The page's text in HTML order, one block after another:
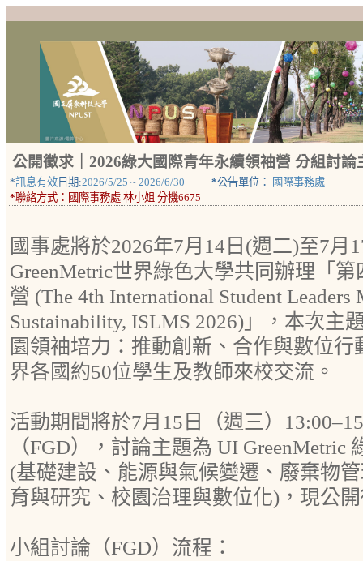
公開徵求｜2026綠大國際青年永續領袖營 分組討論
*訊息有效 日期:2026/5/25 ~ 2026/6/30 *公告單位：
國際事務處
*聯絡方式： 國際事務處 林小姐 分機6675
國事處將於2026年7月14日(週二)至7月
GreenMetric世界綠色大學共同辦理「
營 (The 4th International Student Leaders
Sustainability, ISLMS 2026)」，本次主
園領袖培力：推動創新、合作與數位
界各國約50位學生及教師來校交流。
活動期間將於7月15日（週三）
（FGD），討論主題為 UI GreenMetric
(基礎建設、能源與氣候變遷、廢棄物
育與研究、校園治理與數位化)，現公
小組討論（FGD）流程：